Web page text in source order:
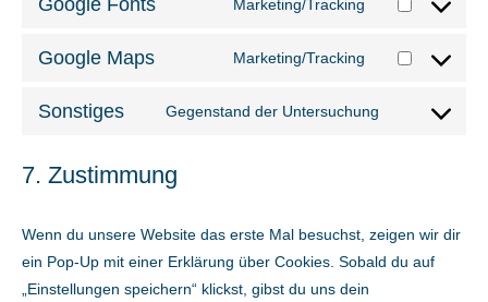
service
Google Fonts Marketing/Tracking
Consent
service
Google Maps Marketing/Tracking
Consent
Sonstiges Gegenstand der Untersuchung
Consent
7. Zustimmung
Wenn du unsere Website das erste Mal besuchst, zeigen wir dir
ein Pop-Up mit einer Erklärung über Cookies. Sobald du auf
„Einstellungen speichern“ klickst, gibst du uns dein